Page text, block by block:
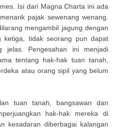
Isi dari Magna Charta ini ada
pajak sewenang wenang.
mengambil jagung dengan
ketiga, tidak seorang pun dapat
jelas. Pengesahan ini menjadi
tentang hak-hak tuan tanah,
atau orang sipil yang belum
tuan tanah, bangsawan dan
hak-hak mereka di
kesadaran diberbagai kalangan